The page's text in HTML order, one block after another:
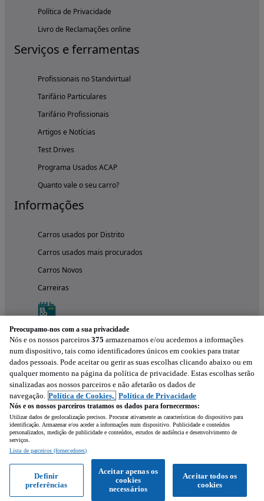
Política de Privacidade
Livro de Reclamações online
Serviços e ferramentas
Profissionais no Standvirtual
Tarifário Particulares
Tarifário Profissionais
Artigos e Notícias
Test Drives
Programa Usados ACAP
Quanto vale o seu carro?
Informações
Carros usados por Distrito
Carros usados mais procurados
Carros Novos
Carreiras
Experimenta a aplicação
Preocupamo-nos com a sua privacidade
Nós e os nossos parceiros 375 armazenamos e/ou acedemos a informações
num dispositivo, tais como identificadores únicos em cookies para tratar
dados pessoais. Pode aceitar ou gerir as suas escolhas clicando abaixo ou em
qualquer momento na página da política de privacidade. Estas escolhas serão
sinalizadas aos nossos parceiros e não afetarão os dados de
navegação. Política de Cookies, Política de Privacidade
Nós e os nossos parceiros tratamos os dados para fornecermos:
Utilizar dados de geolocalização precisos. Procurar ativamente as características do dispositivo para
identificação. Armazenar e/ou aceder a informações num dispositivo. Publicidade e conteúdos
personalizados, medição de publicidade e conteúdos, estudos de audiência e desenvolvimento de
serviços.
Lista de parceiros (fornecedores)
Aceitar todos os
cookies
Aceitar apenas os
cookies
necessários
Definir
preferências